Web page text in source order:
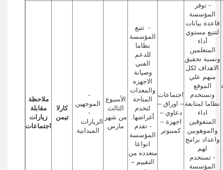
- توفر
المؤسسة
قاعدة بيانات
لتتبع مستوي
أداء
المتعلمين
ونسبة تحقيق
الاهداف لكل
منهم علي
الموقع
وتستخدم
نظاما لمتابعة
اداء
المتفوقين
والموهوبين
واعداد برامج
لهم
- تستخدم
المؤسسة
اجتماعات
– اوراق –
دعاوي –
اجهزة –
كمبيوتر
- تتبع
المؤسسة
نظاما
للدعم
الفني
وصيانة
الاجهزه
والمعدات
المتاحة
لتخدم
أغراضها.
- تقدم
المؤسسة
انواعا
متعدده من
التقييم –
الأسبوع
الثالث
من شهر
مارس
-
الموجهين
-
الزيارات
الميدانية
كارلا
تيمن
ملاحظة
مقابلة
زيارات
اجتماعات